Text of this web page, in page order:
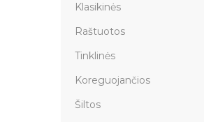
Klasikinės
Raštuotos
Tinklinės
Koreguojančios
Šiltos